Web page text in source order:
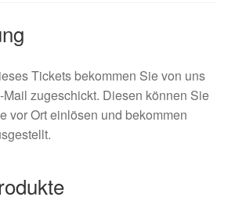
Tickets bekommen Sie von uns
zugeschickt. Diesen können Sie
vor Ort einlösen und bekommen